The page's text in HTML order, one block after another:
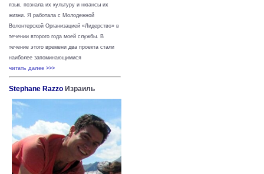
язык, познала их культуру и нюансы их
жизни. Я работала с Молодежной
Волонтерской Организацией «Лидерство» в
течении второго года моей службы. В
течение этого времени два проекта стали
наиболее запоминающимися
читать далее >>>
Stephane Razzo Израиль